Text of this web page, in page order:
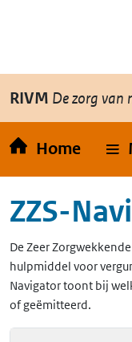
Overslaan en naar de
RIVM De zorg van
Home
ZZS-
De Zeer
hulpmiddel voor
Navigator toont bij
of geëmitteerd.